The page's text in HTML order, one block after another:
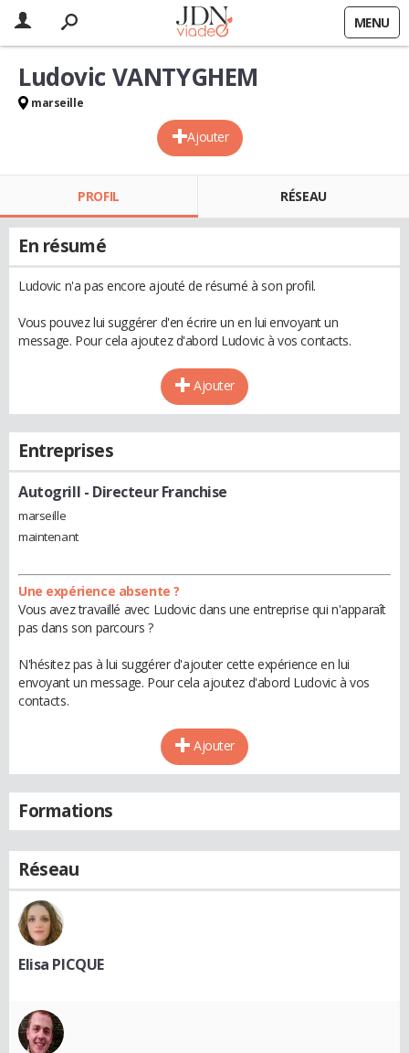
MENU
Ajouter
Ludovic VANTYGHEM
marseille
PROFIL RÉSEAU
En résumé
Ludovic n'a pas encore ajouté de résumé à son profil.
Vous pouvez lui suggérer d'en écrire un en lui envoyant un
message. Pour cela ajoutez d'abord Ludovic à vos contacts.
Ajouter
Entreprises
Autogrill - Directeur Franchise
marseille
maintenant
Une expérience absente ?
Vous avez travaillé avec Ludovic dans une entreprise qui n'apparaît
pas dans son parcours ?
N'hésitez pas à lui suggérer d'ajouter cette expérience en lui
envoyant un message. Pour cela ajoutez d'abord Ludovic à vos
contacts.
Ajouter
Formations
Réseau
Elisa PICQUE